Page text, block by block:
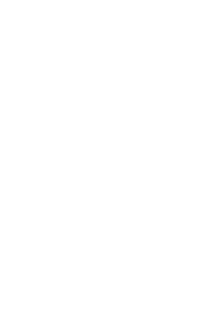
à
à 30km
à 1km